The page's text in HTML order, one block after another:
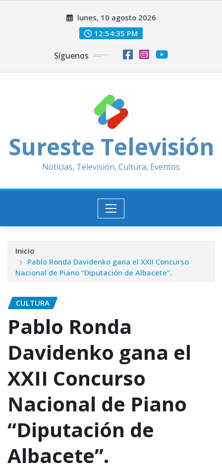
lunes, 10 agosto 2026
12:54:37 PM
Síguenos
Sureste Televisión
Noticias, Televisión, Cultura, Eventos
Inicio
Pablo Ronda Davidenko gana el XXII Concurso
Nacional de Piano “Diputación de Albacete”.
CULTURA
Pablo Ronda
Davidenko gana el
XXII Concurso
Nacional de Piano
“Diputación de
Albacete”.